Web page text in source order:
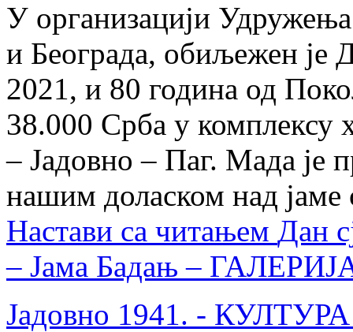
У организацији
и Београда, обиљежен је
2021, и 80 година од
38.000 Срба у комплексу
– Јадовно – Паг. Мада је
нашим доласком над
Настави са читањем Дан
– Јама Бадањ –
Јадовно 1941. -